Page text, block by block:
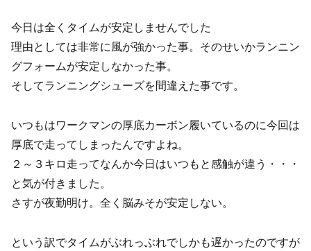
今日は全くタイムが安定しませんでした
理由としては非常に風が強かった事。そのせいかランニン
グフォームが安定しなかった事。
そしてランニングシューズを間違えた事です。
いつもはワークマンの厚底カーボン履いているのに今回は
厚底で走ってしまったんですよね。
２～３キロ走ってなんか今日はいつもと感触が違う・・・
と気が付きました。
さすが夜勤明け。全く脳みそが安定しない。
という訳でタイムがぶれっぶれでしかも遅かったのですが